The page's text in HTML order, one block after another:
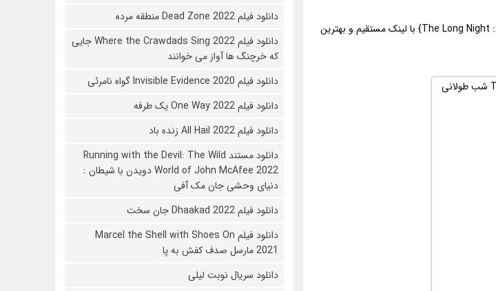
| دانلود فیلم سینمایی فوق العاده جذاب و تماشایی شب طولانی {نام انگلیسی: The Long Night} با لینک مستقیم و بهترین
دانلود فیلم 2022 Dead Zone منطقه مرده
دانلود فیلم Where the Crawdads Sing 2022 جایی
که خرچنگ ها آواز می خوانند
دانلود فیلم 2020 Invisible Evidence گواه نامرئی
دانلود فیلم One Way 2022 یک طرفه
دانلود فیلم All Hail 2022 زنده باد
دانلود مستند Running with the Devil: The Wild
World of John McAfee 2022 دویدن با شیطان :
دنیای وحشی جان مک آفی
دانلود فیلم Dhaakad 2022 جان سخت
دانلود فیلم Marcel the Shell with Shoes On
2021 مارسل صدف کفش به پا
دانلود سریال نوبت لیلی